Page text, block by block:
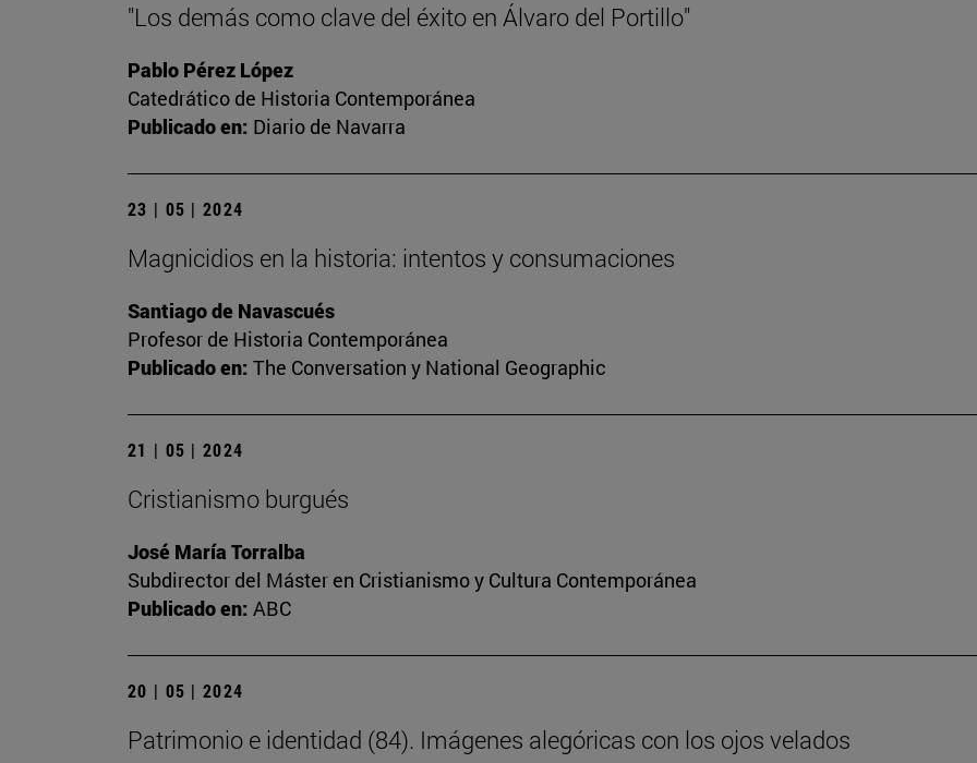
"Los demás como clave del éxito en Álvaro del Portillo"
Pablo Pérez López
Catedrático de Historia Contemporánea
Publicado en: Diario de Navarra
23 | 05 | 2024
Magnicidios en la historia: intentos y consumaciones
Santiago de Navascués
Profesor de Historia Contemporánea
Publicado en: The Conversation y National Geographic
21 | 05 | 2024
Cristianismo burgués
José María Torralba
Subdirector del Máster en Cristianismo y Cultura Contemporánea
Publicado en: ABC
20 | 05 | 2024
Patrimonio e identidad (84). Imágenes alegóricas con los ojos velados